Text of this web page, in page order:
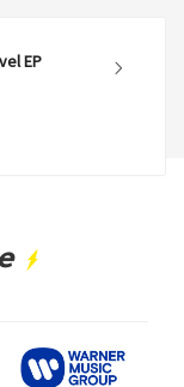
EP